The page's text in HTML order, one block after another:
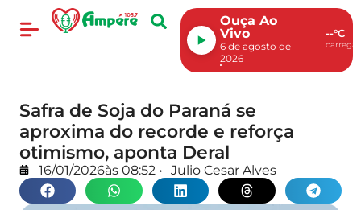
Ouça Ao
Vivo
6 de agosto de
2026
--°C
Safra de Soja do Paraná se
aproxima do recorde e reforça
otimismo, aponta Deral
16/01/2026às 08:52 • Julio Cesar Alves